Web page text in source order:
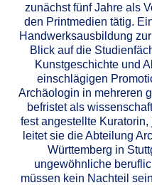
zunächst fünf Jahre als
den Printmedien tätig.
Handwerksausbildung
Blick auf die
Kunstgeschichte und
einschlägigen
Archäologin in mehreren
befristet als
fest angestellte
leitet sie die Abteilung
Württemberg in
ungewöhnliche
müssen kein Nachteil